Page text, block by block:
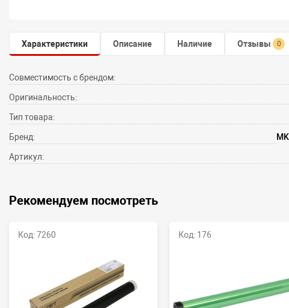
Характеристики Описание Наличие Отзывы 0
Совместимость с брендом:
Оригинальность:
Тип товара:
Бренд:
Артикул:
Рекомендуем посмотреть
Код: 7260 Код: 176